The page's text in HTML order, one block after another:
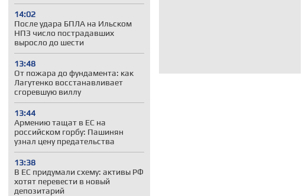
14:02
После удара БПЛА на Ильском
НПЗ число пострадавших
выросло до шести
13:48
От пожара до фундамента: как
Лагутенко восстанавливает
сгоревшую виллу
13:44
Армению тащат в ЕС на
российском горбу: Пашинян
узнал цену предательства
13:38
В ЕС придумали схему: активы РФ
хотят перевести в новый
депозитарий